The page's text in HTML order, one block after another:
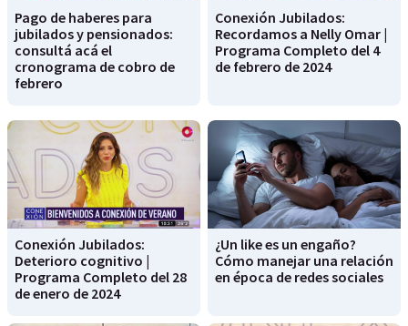
Pago de haberes para
jubilados y pensionados:
consultá acá el
cronograma de cobro de
febrero
Conexión Jubilados:
Recordamos a Nelly Omar |
Programa Completo del 4
de febrero de 2024
Conexión Jubilados:
Deterioro cognitivo |
Programa Completo del 28
de enero de 2024
¿Un like es un engaño?
Cómo manejar una relación
en época de redes sociales